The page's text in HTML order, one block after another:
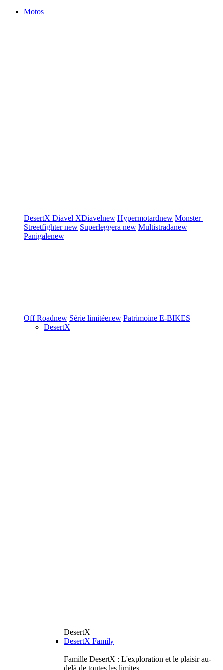
Motos
DesertX Diavel XDiavelnew Hypermotardnew Monster
Streetfighternew Superleggera new Multistradanew
Panigalenew
Off Roadnew Série limitéenew Patrimoine E-BIKES
DesertX
DesertX
DesertX Family
Famille DesertX : L'exploration et le plaisir au-
delà de toutes les limites.